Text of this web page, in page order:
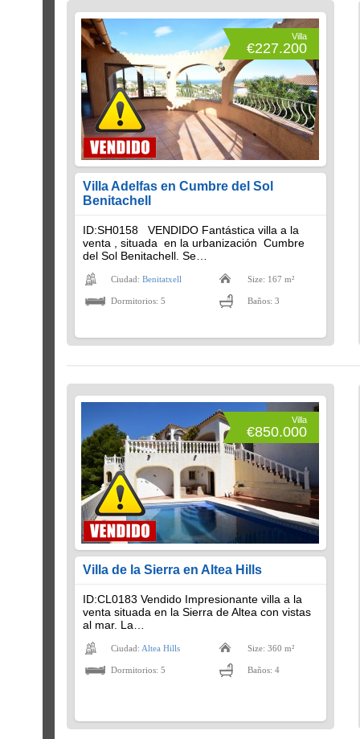
Villa
€227.200
Villa Adelfas en Cumbre del Sol
Benitachell
ID:SH0158 VENDIDO Fantástica villa a la
venta , situada en la urbanización Cumbre
del Sol Benitachell. Se…
Ciudad: Benitatxell Size: 167 m²
Dormitorios: 5 Baños: 3
Villa
€850.000
Villa de la Sierra en Altea Hills
ID:CL0183 Vendido Impresionante villa a la
venta situada en la Sierra de Altea con vistas
al mar. La…
Ciudad: Altea Hills Size: 360 m²
Dormitorios: 5 Baños: 4